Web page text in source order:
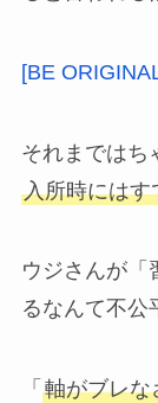
[BE
それまではち
入所時にはす
ウジさんが「
るなんて不公
「 軸がブレな